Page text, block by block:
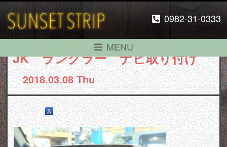
0982-31-0333
MENU
JK ラングラー ナビ取り付け
2018.03.08 Thu